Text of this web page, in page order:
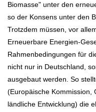
Biomasse" unter den
so der Konsens unter den
Trotzdem müssen, vor
Erneuerbare Energien-
Rahmenbedingungen für
nicht nur in Deutschland,
ausgebaut werden. So
(Europäische Kommission,
ländliche Entwicklung) die